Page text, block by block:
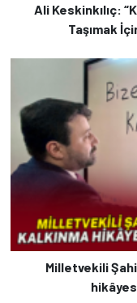
Ali Keskinkılıç:
Taşımak
Milletvekili